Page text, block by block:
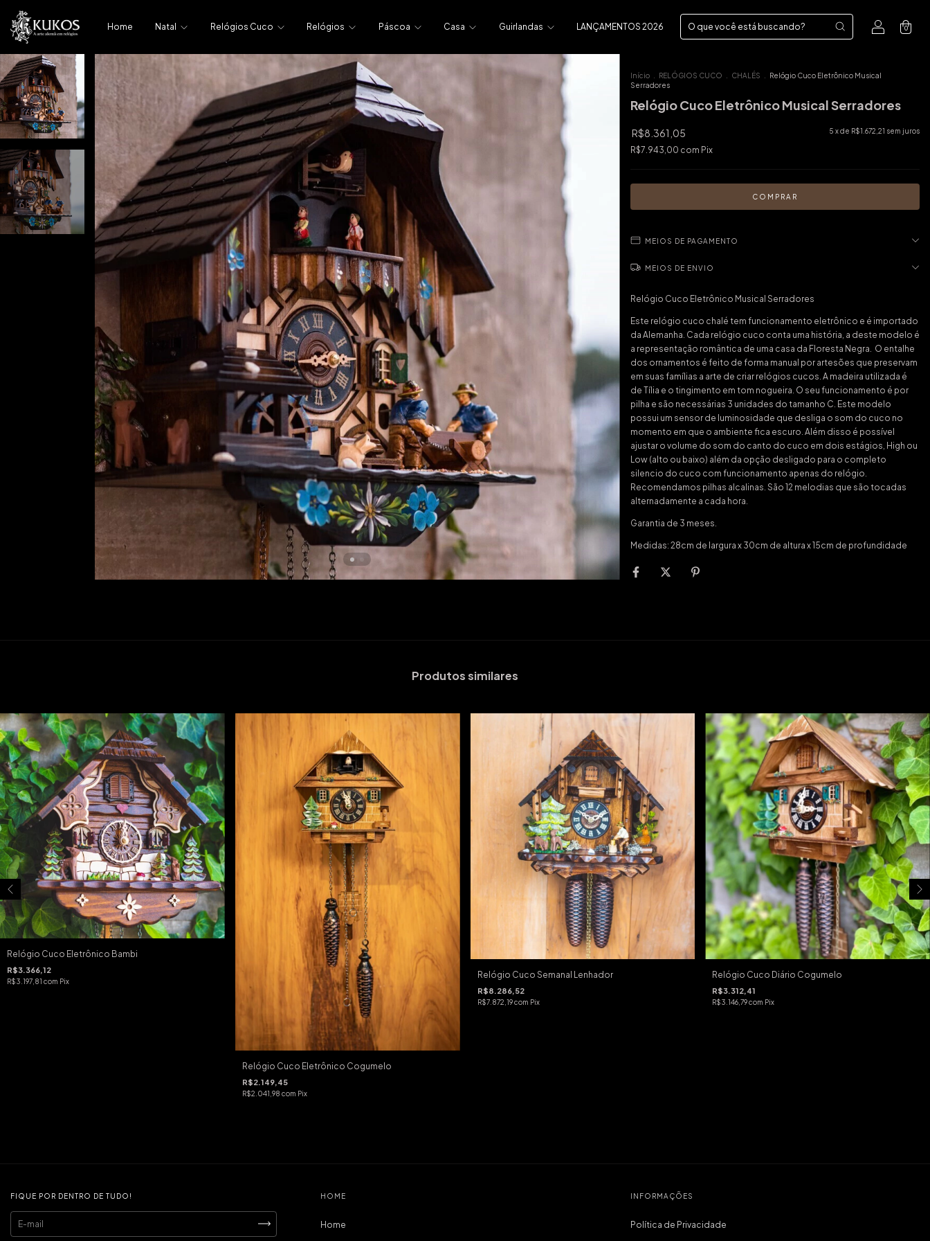
Home Natal Relógios Cuco Relógios Páscoa Casa Guirlandas LANÇAMENTOS 2026 0
Início RELÓGIOS CUCO CHALÉS
Relógio Cuco Eletrônico Musical
Serradores
Relógio Cuco Eletrônico Musical Serradores
R$8.361,05 5 x de R$1.672,21 sem juros
R$7.943,00 com Pix
MEIOS DE PAGAMENTO
MEIOS DE ENVIO
Relógio Cuco Eletrônico Musical Serradores
Este relógio cuco chalé tem funcionamento eletrônico e é importado
da Alemanha. Cada relógio cuco conta uma história, a deste modelo é
a representação romântica de uma casa da Floresta Negra. O entalhe
dos ornamentos é feito de forma manual por artesões que preservam
em suas famílias a arte de criar relógios cucos. A madeira utilizada é
de Tília e o tingimento em tom nogueira. O seu funcionamento é por
pilha e são necessárias 3 unidades do tamanho C. Este modelo
possui um sensor de luminosidade que desliga o som do cuco no
momento em que o ambiente fica escuro. Além disso é possível
ajustar o volume do som do canto do cuco em dois estágios, High ou
Low (alto ou baixo) além da opção desligado para o completo
silencio do cuco com funcionamento apenas do relógio.
Recomendamos pilhas alcalinas. São 12 melodias que são tocadas
alternadamente a cada hora.
Garantia de 3 meses.
Medidas: 28cm de largura x 30cm de altura x 15cm de profundidade
Produtos similares
Relógio Cuco Eletrônico Bambi
R$3.366,12
R$3.197,81 com Pix
Relógio Cuco Eletrônico Cogumelo
R$2.149,45
R$2.041,98 com Pix
Relógio Cuco Semanal Lenhador
R$8.286,52
R$7.872,19com Pix
Relógio Cuco Diário Cogumelo
R$3.312,41
R$3.146,79com Pix
FIQUE POR DENTRO DE TUDO! HOME
Home
INFORMAÇÕES
Política de Privacidade